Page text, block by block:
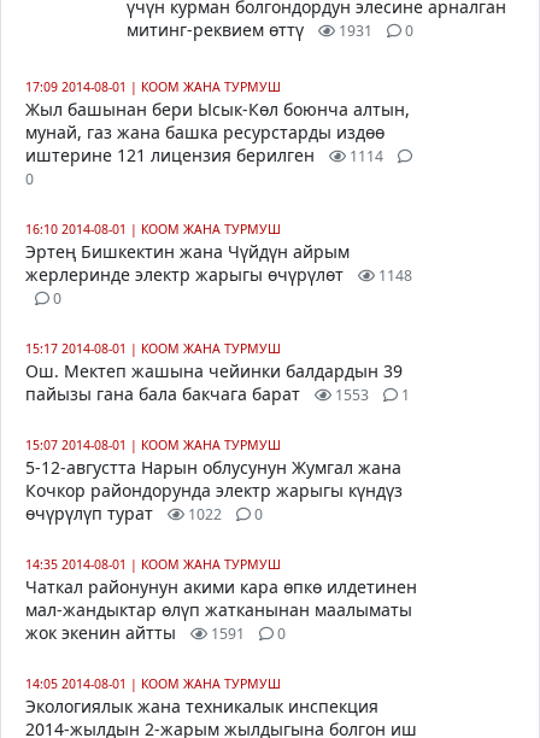
үчүн курман болгондордун элесине арналган
митинг-реквием өттү
1931 0
17:09 2014-08-01 | КООМ ЖАНА ТУРМУШ
Жыл башынан бери Ысык-Көл боюнча алтын,
мунай, газ жана башка ресурстарды издөө
иштерине 121 лицензия берилген
1114
0
16:10 2014-08-01 | КООМ ЖАНА ТУРМУШ
Эртең Бишкектин жана Чүйдүн айрым
жерлеринде электр жарыгы өчүрүлөт
1148
0
15:17 2014-08-01 | КООМ ЖАНА ТУРМУШ
Ош. Мектеп жашына чейинки балдардын 39
пайызы гана бала бакчага барат
1553 1
15:07 2014-08-01 | КООМ ЖАНА ТУРМУШ
5-12-августта Нарын облусунун Жумгал жана
Кочкор райондорунда электр жарыгы күндүз
өчүрүлүп турат
1022 0
14:35 2014-08-01 | КООМ ЖАНА ТУРМУШ
Чаткал районунун акими кара өпкө илдетинен
мал-жандыктар өлүп жатканынан маалыматы
жок экенин айтты
1591 0
14:05 2014-08-01 | КООМ ЖАНА ТУРМУШ
Экологиялык жана техникалык инспекция
2014-жылдын 2-жарым жылдыгына болгон иш